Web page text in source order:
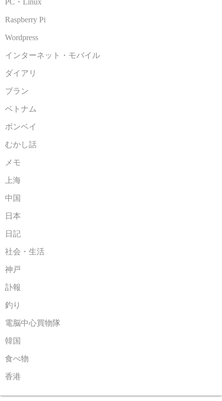
PC・Linux
Raspberry Pi
Wordpress
インターネット・モバイル
ダイアリ
ブラン
ベトナム
ボンベイ
むかし話
メモ
上海
中国
日本
日記
社会・生活
神戸
訃報
釣り
電脳中心買物隊
韓国
食べ物
香港